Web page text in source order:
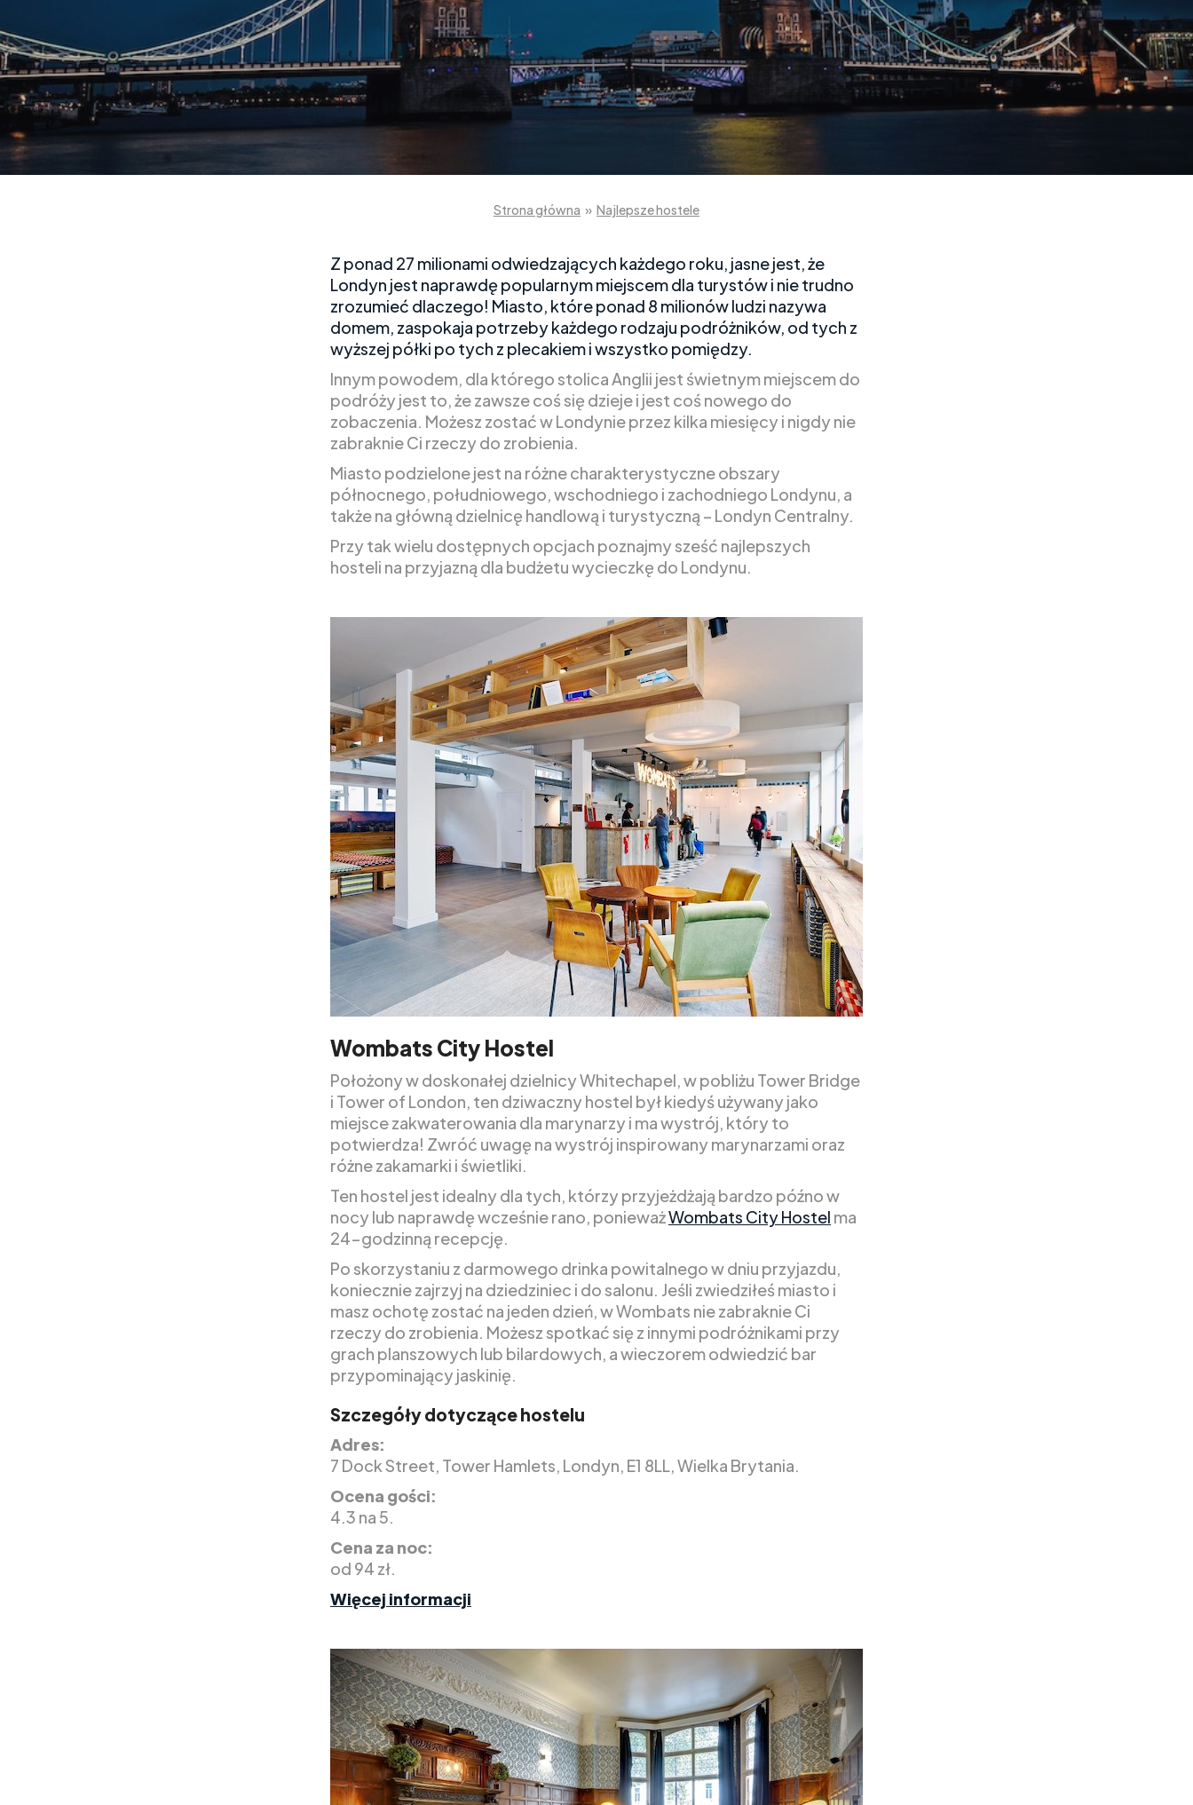
Strona główna » Najlepsze hostele
Z ponad 27 milionami odwiedzających każdego roku, jasne jest, że
Londyn jest naprawdę popularnym miejscem dla turystów i nie trudno
zrozumieć dlaczego! Miasto, które ponad 8 milionów ludzi nazywa
domem, zaspokaja potrzeby każdego rodzaju podróżników, od tych z
wyższej półki po tych z plecakiem i wszystko pomiędzy.
Innym powodem, dla którego stolica Anglii jest świetnym miejscem do
podróży jest to, że zawsze coś się dzieje i jest coś nowego do
zobaczenia. Możesz zostać w Londynie przez kilka miesięcy i nigdy nie
zabraknie Ci rzeczy do zrobienia.
Miasto podzielone jest na różne charakterystyczne obszary
północnego, południowego, wschodniego i zachodniego Londynu, a
także na główną dzielnicę handlową i turystyczną – Londyn Centralny.
Przy tak wielu dostępnych opcjach poznajmy sześć najlepszych
hosteli na przyjazną dla budżetu wycieczkę do Londynu.
Wombats City Hostel
Położony w doskonałej dzielnicy Whitechapel, w pobliżu Tower Bridge
i Tower of London, ten dziwaczny hostel był kiedyś używany jako
miejsce zakwaterowania dla marynarzy i ma wystrój, który to
potwierdza! Zwróć uwagę na wystrój inspirowany marynarzami oraz
różne zakamarki i świetliki.
Ten hostel jest idealny dla tych, którzy przyjeżdżają bardzo późno w
nocy lub naprawdę wcześnie rano, ponieważWombats City Hostel ma
24-godzinną recepcję.
Po skorzystaniu z darmowego drinka powitalnego w dniu przyjazdu,
koniecznie zajrzyj na dziedziniec i do salonu. Jeśli zwiedziłeś miasto i
masz ochotę zostać na jeden dzień, w Wombats nie zabraknie Ci
rzeczy do zrobienia. Możesz spotkać się z innymi podróżnikami przy
grach planszowych lub bilardowych, a wieczorem odwiedzić bar
przypominający jaskinię.
Szczegóły dotyczące hostelu
Adres:
7 Dock Street, Tower Hamlets, Londyn, E1 8LL, Wielka Brytania.
Ocena gości:
4.3 na 5.
Cena za noc:
od 94 zł.
Więcej informacji